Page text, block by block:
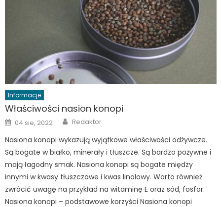
Informacje
Właściwości nasion konopi
Posted
on
04 sie, 2022 Author
Redaktor
Nasiona konopi wykazują wyjątkowe właściwości odżywcze.
Są bogate w białko, minerały i tłuszcze. Są bardzo pożywne i
mają łagodny smak. Nasiona konopi są bogate między
innymi w kwasy tłuszczowe i kwas linolowy. Warto również
zwrócić uwagę na przykład na witaminę E oraz sód, fosfor.
Nasiona konopi – podstawowe korzyści Nasiona konopi